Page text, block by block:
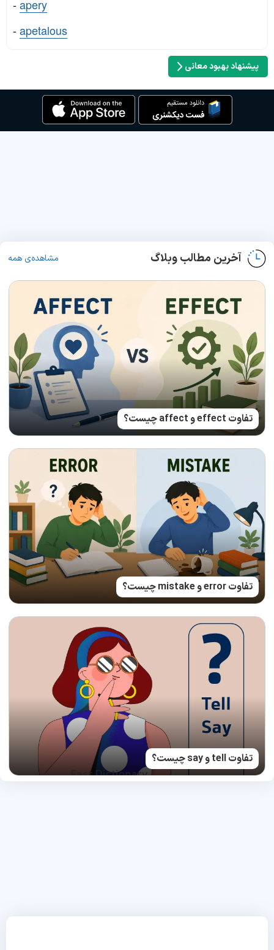
-apery
-apetalous
پیشنهاد بهبود معانی
آخرین مطالب وبلاگ مشاهده‌ی همه
تفاوت effect و affect چیست؟
تفاوت error و mistake چیست؟
تفاوت tell و say چیست؟